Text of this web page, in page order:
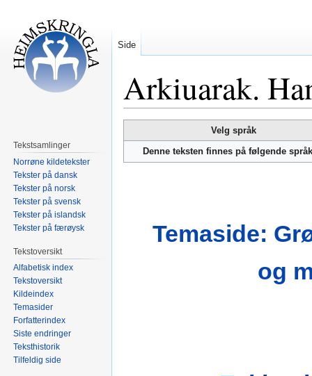
Arkiuarak.
til
navigering
til
Velg språk
Denne teksten finnes på følgende
Temaside:
og
Side
Tekstsamlinger
Norrøne kildetekster
Tekster på dansk
Tekster på norsk
Tekster på svensk
Tekster på islandsk
Tekster på færøysk
Tekstoversikt
Alfabetisk index
Tekstoversikt
Kildeindex
Temasider
Forfatterindex
Siste endringer
Teksthistorik
Tilfeldig side